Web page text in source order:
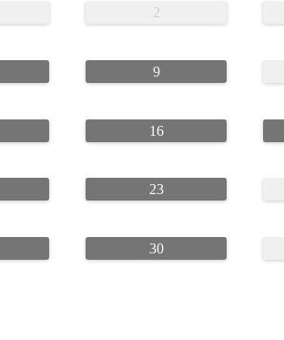
2
9
16
23
30